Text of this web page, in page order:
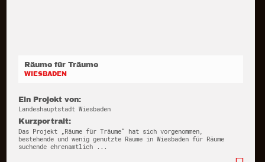
Räume für Träume
WIESBADEN
Ein Projekt von:
Landeshauptstadt Wiesbaden
Kurzportrait:
Das Projekt „Räume für Träume“ hat sich vorgenommen,
bestehende und wenig genutzte Räume in Wiesbaden für Räume
suchende ehrenamtlich ...